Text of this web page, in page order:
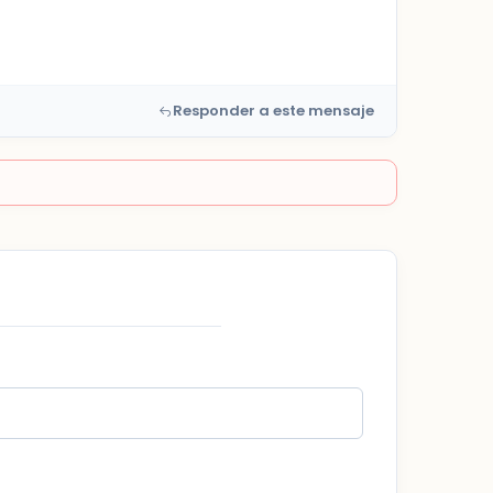
Responder a este mensaje